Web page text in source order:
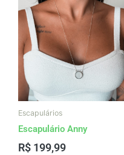
Escapulários
Escapulário Anny
R$ 199,99